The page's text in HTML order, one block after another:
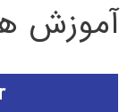
آموزش